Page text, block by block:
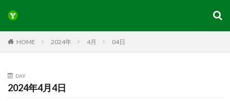
HOME 2024年 4月 04日
DAY
2024年4月4日